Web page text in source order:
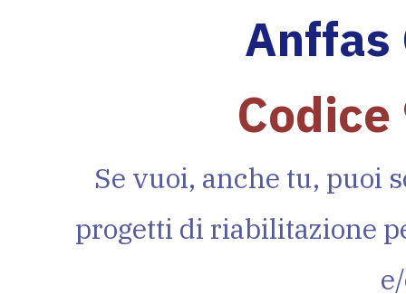
Anffas
Se vuoi, anche tu, puoi
progetti di riabilitazione